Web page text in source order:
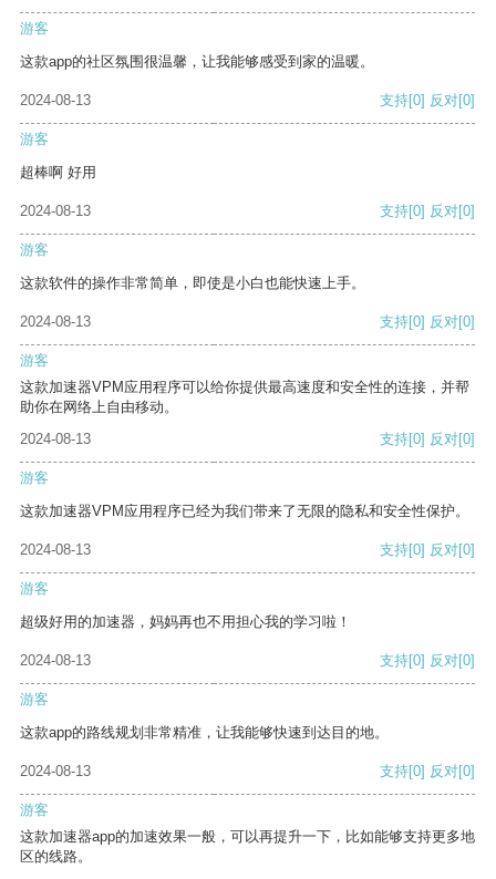
游客
这款app的社区氛围很温馨，让我能够感受到家的温暖。
2024-08-13 支持[0] 反对[0]
游客
超棒啊 好用
2024-08-13 支持[0] 反对[0]
游客
这款软件的操作非常简单，即使是小白也能快速上手。
2024-08-13 支持[0] 反对[0]
游客
这款加速器VPM应用程序可以给你提供最高速度和安全性的连接，并帮
助你在网络上自由移动。
2024-08-13
支持[0] 反对[0]
游客
这款加速器VPM应用程序已经为我们带来了无限的隐私和安全性保护。
2024-08-13 支持[0] 反对[0]
游客
超级好用的加速器，妈妈再也不用担心我的学习啦！
2024-08-13 支持[0] 反对[0]
游客
这款app的路线规划非常精准，让我能够快速到达目的地。
2024-08-13 支持[0] 反对[0]
游客
这款加速器app的加速效果一般，可以再提升一下，比如能够支持更多地
区的线路。